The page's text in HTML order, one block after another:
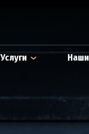
Услуги